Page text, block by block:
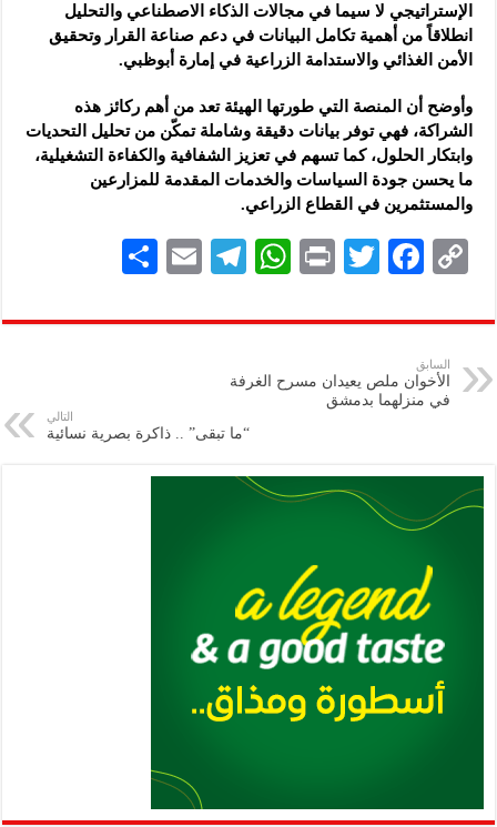
الإستراتيجي لا سيما في مجالات الذكاء الاصطناعي والتحليل
انطلاقاً من أهمية تكامل البيانات في دعم صناعة القرار وتحقيق
الأمن الغذائي والاستدامة الزراعية في إمارة أبوظبي.
وأوضح أن المنصة التي طورتها الهيئة تعد من أهم ركائز هذه
الشراكة، فهي توفر بيانات دقيقة وشاملة تمكّن من تحليل التحديات
وابتكار الحلول، كما تسهم في تعزيز الشفافية والكفاءة التشغيلية،
ما يحسن جودة السياسات والخدمات المقدمة للمزارعين
والمستثمرين في القطاع الزراعي.
C
p
y
Li
k
F
eb
k
T
tt
P
nt
W
at
A
p
p
Te
gr
E
ai
ar
السابق
الأخوان ملص يعيدان مسرح الغرفة
في منزلهما بدمشق
التالي
“ما تبقى” .. ذاكرة بصرية نسائية